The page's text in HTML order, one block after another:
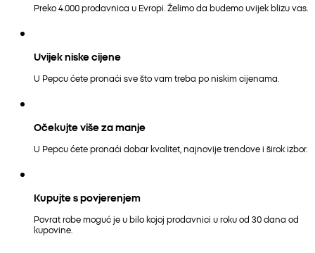
Preko 4.000 prodavnica u Evropi. Želimo da budemo uvijek blizu vas.
Uvijek niske cijene
U Pepcu ćete pronaći sve što vam treba po niskim cijenama.
Očekujte više za manje
U Pepcu ćete pronaći dobar kvalitet, najnovije trendove i širok izbor.
Kupujte s povjerenjem
Povrat robe moguć je u bilo kojoj prodavnici u roku od 30 dana od
kupovine.